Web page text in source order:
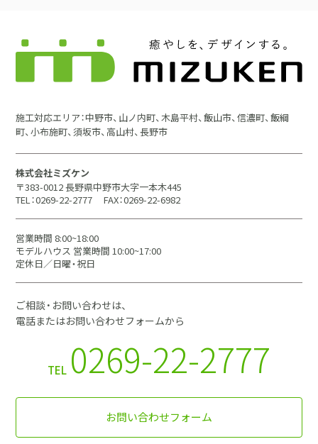
施工対応エリア：中野市、山ノ内町、木島平村、飯山市、信濃町、飯綱
町、小布施町、須坂市、高山村、長野市
株式会社ミズケン
〒383-0012 長野県中野市大字一本木445
TEL：0269-22-2777
FAX：0269-22-6982
営業時間 8:00~18:00
モデルハウス 営業時間 10:00~17:00
定休日／日曜・祝日
ご相談・お問い合わせは、
電話またはお問い合わせフォームから
TEL 0269-22-2777
お問い合わせフォーム